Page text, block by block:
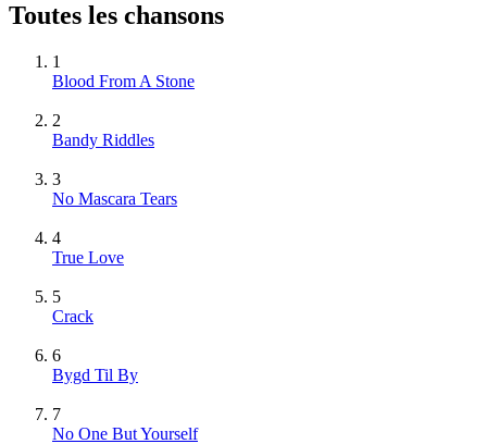
Toutes les chansons
1
Blood From A Stone
2
Bandy Riddles
3
No Mascara Tears
4
True Love
5
Crack
6
Bygd Til By
7
No One But Yourself